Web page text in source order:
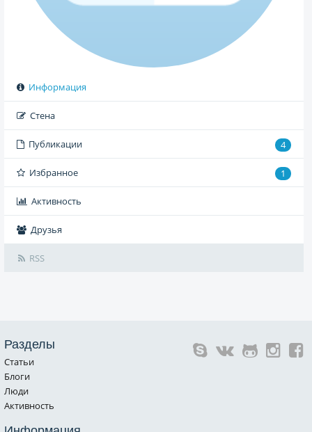
Информация
Стена
Публикации 4
Избранное 1
Активность
Друзья
RSS
Разделы
Статьи
Блоги
Люди
Активность